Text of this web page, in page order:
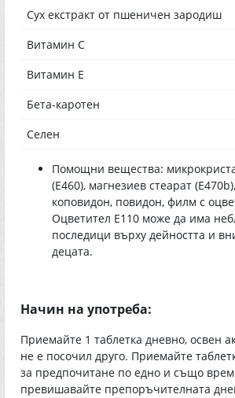
Сух екстракт от пшеничен зародиш
Витамин С
Витамин Е
Бета-каротен
Селен
Помощни вещества:
(Е460), магнезиев стеарат
коповидон, повидон, филм с
Оцветител Е110 може да има
последици върху дейността и
децата.
Начин на употреба:
Приемайте 1 таблетка дневно, освен
не е посочил друго. Приемайте
за предпочитане по едно и също
превишавайте препоръчителната